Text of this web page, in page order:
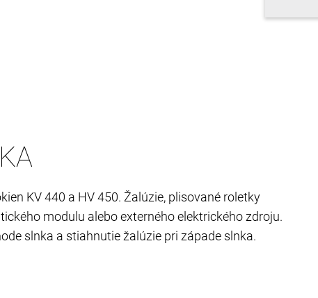
KV 440 a HV 450. Žalúzie, plisované roletky
modulu alebo externého elektrického zdroju.
slnka a stiahnutie žalúzie pri západe slnka.